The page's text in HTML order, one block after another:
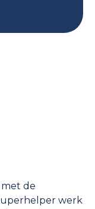
met de
werk